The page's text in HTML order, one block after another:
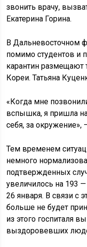
звонить врачу,
Екатерина Горина.
В Дальневосточном
помимо студентов и
карантин
Кореи. Татьяна
«Когда мне
вспышка, я пришла
себя, за окружение»,
Тем временем
немного
подтвержденных
увеличилось на 193
26 января. В связи с
больше не будет
из этого госпиталя
выздоровевших